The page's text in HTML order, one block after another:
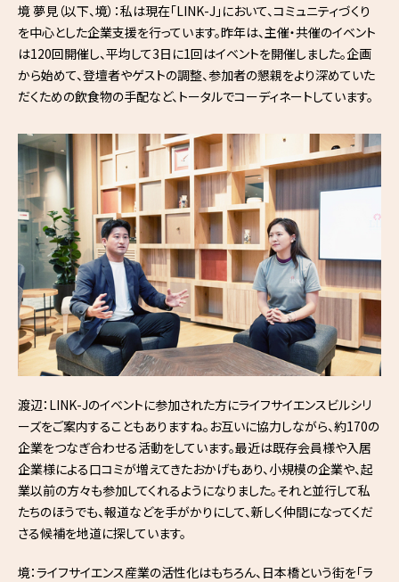
境 夢見（以下、境）：私は現在「LINK-J」において、コミュニティづくり
を中心とした企業支援を行っています。昨年は、主催・共催のイベント
は120回開催し、平均して3日に1回はイベントを開催しました。企画
から始めて、登壇者やゲストの調整、参加者の懇親をより深めていた
だくための飲食物の手配など、トータルでコーディネートしています。
渡辺：LINK-Jのイベントに参加された方にライフサイエンスビルシリ
ーズをご案内することもありますね。お互いに協力しながら、約170の
企業をつなぎ合わせる活動をしています。最近は既存会員様や入居
企業様による口コミが増えてきたおかげもあり、小規模の企業や、起
業以前の方々も参加してくれるようになりました。それと並行して私
たちのほうでも、報道などを手がかりにして、新しく仲間になってくだ
さる候補を地道に探しています。
境：ライフサイエンス産業の活性化はもちろん、日本橋という街を「ラ